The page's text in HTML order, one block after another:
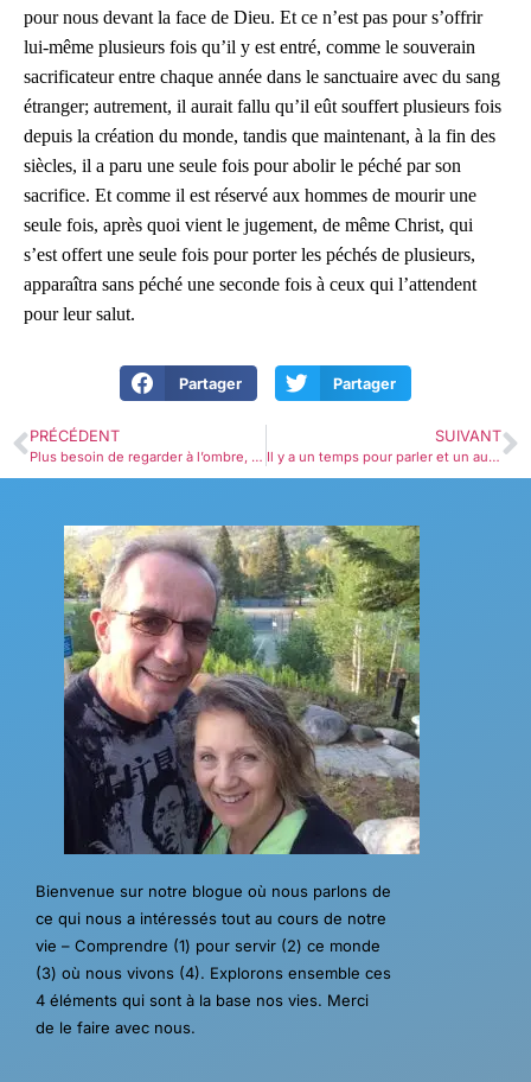
pour nous devant la face de Dieu. Et ce n’est pas pour s’offrir
lui-même plusieurs fois qu’il y est entré, comme le souverain
sacrificateur entre chaque année dans le sanctuaire avec du sang
étranger; autrement, il aurait fallu qu’il eût souffert plusieurs fois
depuis la création du monde, tandis que maintenant, à la fin des
siècles, il a paru une seule fois pour abolir le péché par son
sacrifice. Et comme il est réservé aux hommes de mourir une
seule fois, après quoi vient le jugement, de même Christ, qui
s’est offert une seule fois pour porter les péchés de plusieurs,
apparaîtra sans péché une seconde fois à ceux qui l’attendent
pour leur salut.
Partager Partager
PRÉCÉDENT
Plus besoin de regarder à l’ombre, on a la vraie personne ! Hébreux 9.1-10 ￼
SUIVANT
Il y a un temps pour parler et un autre pour agir.
Bienvenue sur notre blogue où nous parlons de
ce qui nous a intéressés tout au cours de notre
vie – Comprendre (1) pour servir (2) ce monde
(3) où nous vivons (4). Explorons ensemble ces
4 éléments qui sont à la base nos vies. Merci
de le faire avec nous.